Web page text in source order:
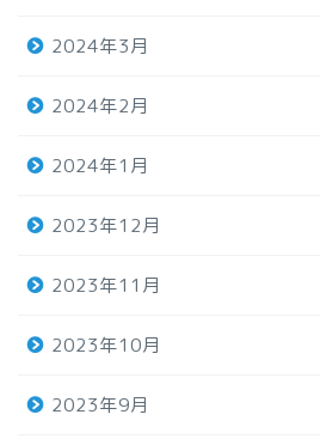
2024年3月
2024年2月
2024年1月
2023年12月
2023年11月
2023年10月
2023年9月